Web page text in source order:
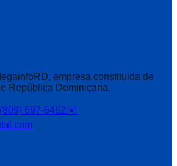
empresa constituida de
República Dominicana.
697-6462✉️